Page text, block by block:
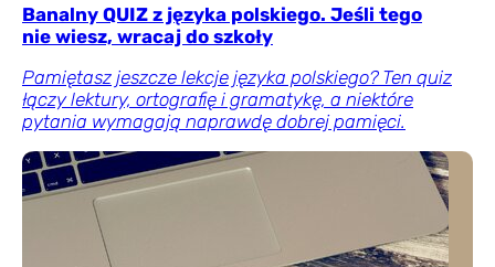
Banalny QUIZ z języka polskiego. Jeśli tego
nie wiesz, wracaj do szkoły
Pamiętasz jeszcze lekcje języka polskiego? Ten quiz
łączy lektury, ortografię i gramatykę, a niektóre
pytania wymagają naprawdę dobrej pamięci.